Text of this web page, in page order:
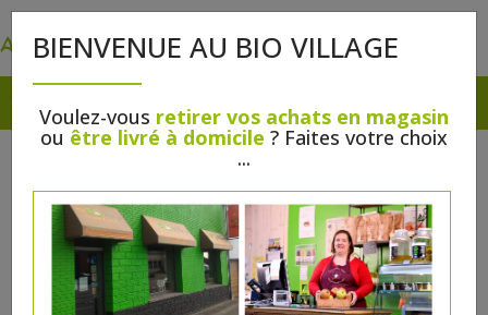
BIENVENUE AU BIO VILLAGE
Voulez-vous retirer vos achats en magasin
ou être livré à domicile ? Faites votre choix
...